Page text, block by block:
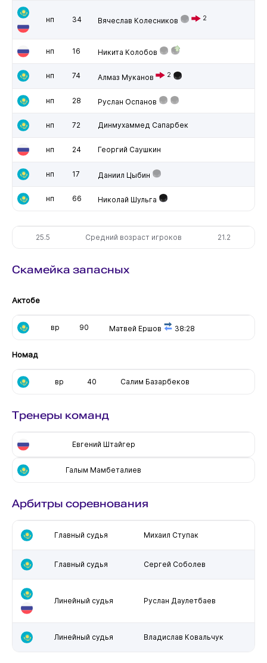
нп 34 Вячеслав Колесников 2
нп 16 Никита Колобов
нп 74 Алмаз Муканов 2
нп 28 Руслан Оспанов
нп 72 Динмухаммед Сапарбек
нп 24 Георгий Саушкин
нп 17 Даниил Цыбин
нп 66 Николай Шульга
25.5 Средний возраст игроков 21.2
Скамейка запасных
Актобе
вр 90 Матвей Ершов 38:28
Номад
вр 40 Салим Базарбеков
Тренеры команд
Евгений Штайгер
Галым Мамбеталиев
Арбитры соревнования
Главный судья Михаил Ступак
Главный судья Сергей Соболев
Линейный судья Руслан Даулетбаев
Линейный судья Владислав Ковальчук